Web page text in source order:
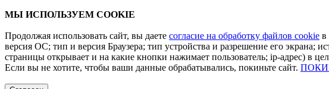
МЫ ИСПОЛЬЗУЕМ COOKIE
Продолжая использовать сайт, вы даете согласие на обработку файлов cookie в
версия ОС; тип и версия Браузера; тип устройства и разрешение его экрана;
страницы открывает и на какие кнопки нажимает пользователь; ip-адрес) в
Если вы не хотите, чтобы ваши данные обрабатывались, покиньте сайт.